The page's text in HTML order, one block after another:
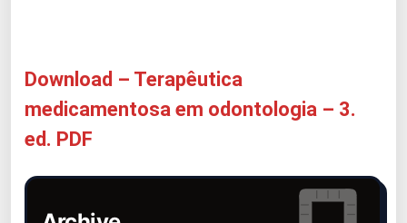
Download – Terapêutica
medicamentosa em odontologia – 3.
ed. PDF